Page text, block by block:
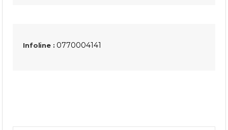
Infoline : 0770004141